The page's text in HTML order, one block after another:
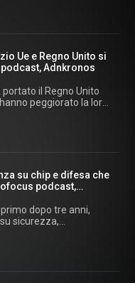
Usa del prezzo più
) e su tutte
Music.
Ue e Regno Unito si
Adnkronos
il Regno Unito
peggiorato la loro
della
Music.
su chip e difesa che
podcast,
primo dopo tre anni,
sicurezza,
globali per